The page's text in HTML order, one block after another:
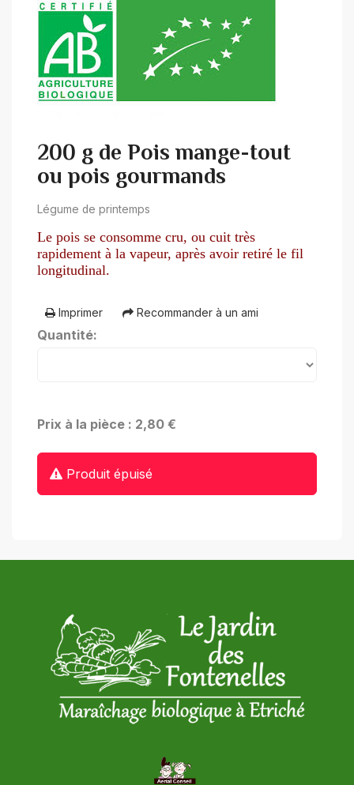
200 g de Pois mange-tout
ou pois gourmands
Légume de printemps
Le pois se consomme cru, ou cuit très
rapidement à la vapeur, après avoir retiré le fil
longitudinal.
Imprimer Recommander à un ami
Quantité:
Prix à la pièce : 2,80 €
Produit épuisé